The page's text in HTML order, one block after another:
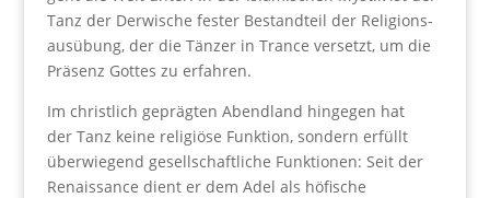
Tanz der Derwische fester Bestandteil der Religions-
ausübung, der die Tänzer in Trance versetzt, um die
Präsenz Gottes zu erfahren.
Im christlich geprägten Abendland hingegen hat
der Tanz keine religiöse Funktion, sondern erfüllt
überwiegend gesellschaftliche Funktionen: Seit der
Renaissance dient er dem Adel als höfische